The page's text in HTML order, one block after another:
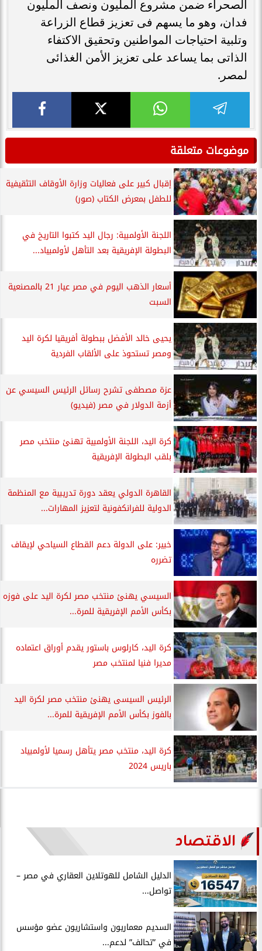
الصحراء ضمن مشروع المليون ونصف المليون
فدان، وهو ما يسهم فى تعزيز قطاع الزراعة
وتلبية احتياجات المواطنين وتحقيق الاكتفاء
الذاتى بما يساعد على تعزيز الأمن الغذائى
لمصر.
موضوعات متعلقة
إقبال كبير على فعاليات وزارة الأوقاف التثقيفية
للطفل بمعرض الكتاب (صور)
اللجنة الأولمبية: رجال اليد كتبوا التاريخ في
البطولة الإفريقية بعد التأهل لأولمبياد...
أسعار الذهب اليوم في مصر عيار 21 بالمصنعية
السبت
يحيى خالد الأفضل ببطولة أفريقيا لكرة اليد
ومصر تستحوذ على الألقاب الفردية
عزة مصطفى تشرح رسائل الرئيس السيسي عن
أزمة الدولار في مصر (فيديو)
كرة اليد، اللجنة الأولمبية تهنئ منتخب مصر
بلقب البطولة الإفريقية
القاهرة الدولي يعقد دورة تدريبية مع المنظمة
الدولية للفرانكفونية لتعزيز المهارات...
خبير: على الدولة دعم القطاع السياحي لإيقاف
تضرره
السيسي يهنئ منتخب مصر لكرة اليد على فوزه
بكأس الأمم الإفريقية للمرة...
كرة اليد، كارلوس باستور يقدم أوراق اعتماده
مديرا فنيا لمنتخب مصر
الرئيس السيسى يهنئ منتخب مصر لكرة اليد
بالفوز بكأس الأمم الإفريقية للمرة...
كرة اليد، منتخب مصر يتأهل رسميا لأولمبياد
باريس 2024
الاقتصاد
الدليل الشامل للهوتلاين العقاري في مصر –
تواصل...
السديم معماريون واستشاريون عضو مؤسس
في ”تحالف” لدعم...